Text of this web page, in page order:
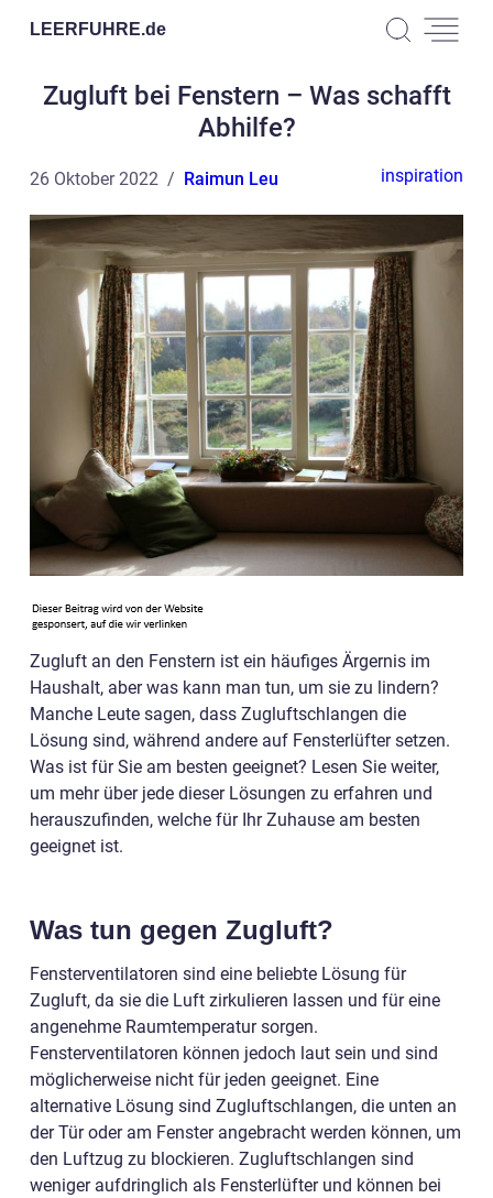
LEERFUHRE.de
Zugluft bei Fenstern – Was schafft
Abhilfe?
26 Oktober 2022 Raimun Leu inspiration
Zugluft an den Fenstern ist ein häufiges Ärgernis im
Haushalt, aber was kann man tun, um sie zu lindern?
Manche Leute sagen, dass Zugluftschlangen die
Lösung sind, während andere auf Fensterlüfter setzen.
Was ist für Sie am besten geeignet? Lesen Sie weiter,
um mehr über jede dieser Lösungen zu erfahren und
herauszufinden, welche für Ihr Zuhause am besten
geeignet ist.
Was tun gegen Zugluft?
Fensterventilatoren sind eine beliebte Lösung für
Zugluft, da sie die Luft zirkulieren lassen und für eine
angenehme Raumtemperatur sorgen.
Fensterventilatoren können jedoch laut sein und sind
möglicherweise nicht für jeden geeignet. Eine
alternative Lösung sind Zugluftschlangen, die unten an
der Tür oder am Fenster angebracht werden können, um
den Luftzug zu blockieren. Zugluftschlangen sind
weniger aufdringlich als Fensterlüfter und können bei